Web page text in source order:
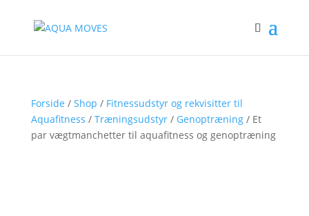
Forside / Shop / Fitnessudstyr og rekvisitter til
Aquafitness / Træningsudstyr/ Genoptræning/ Et
par vægtmanchetter til aquafitness og genoptræning